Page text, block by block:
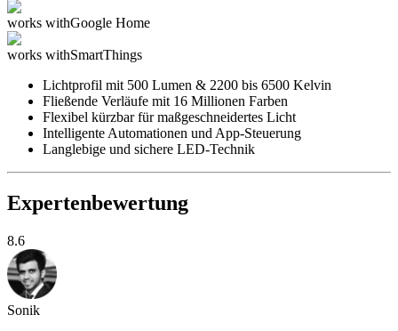
works withGoogle Home
works withSmartThings
Lichtprofil mit 500 Lumen & 2200 bis 6500 Kelvin
Fließende Verläufe mit 16 Millionen Farben
Flexibel kürzbar für maßgeschneidertes Licht
Intelligente Automationen und App-Steuerung
Langlebige und sichere LED-Technik
Expertenbewertung
8.6
Sonik